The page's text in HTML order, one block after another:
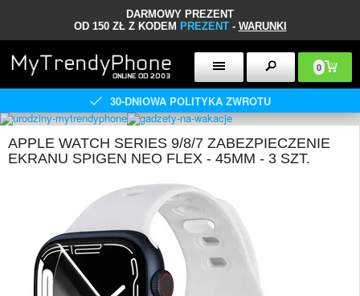
DARMOWY PREZENT
OD 150 ZŁ Z KODEM PREZENT- WARUNKI
0
30-DNIOWA POLITYKA ZWROTU
APPLE WATCH SERIES 9/8/7 ZABEZPIECZENIE
EKRANU SPIGEN NEO FLEX - 45MM - 3 SZT.